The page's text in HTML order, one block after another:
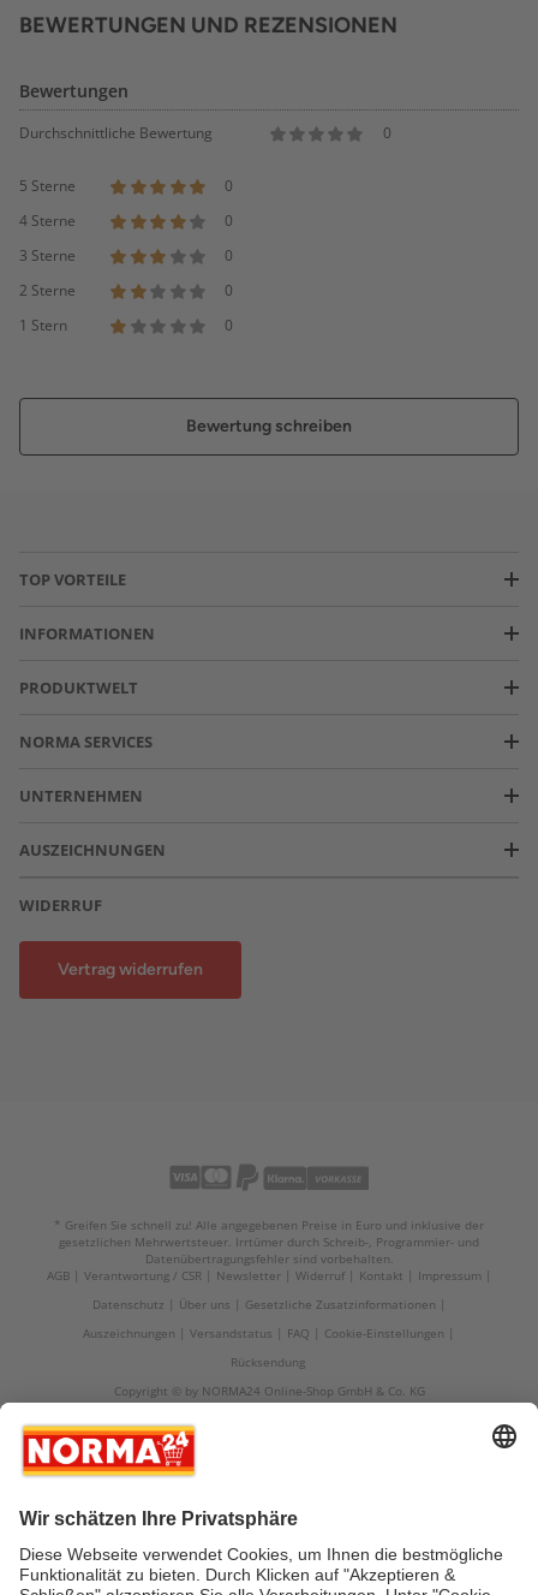
BEWERTUNGEN UND REZENSIONEN
Bewertungen
Durchschnittliche Bewertung 0
5 Sterne
0
4 Sterne
0
3 Sterne
0
2 Sterne
0
1 Stern
0
Bewertung schreiben
TOP VORTEILE
INFORMATIONEN
PRODUKTWELT
NORMA SERVICES
UNTERNEHMEN
AUSZEICHNUNGEN
WIDERRUF
Vertrag widerrufen
* Greifen Sie schnell zu! Alle angegebenen Preise in Euro und inklusive der
gesetzlichen Mehrwertsteuer. Irrtümer durch Schreib-, Programmier- und
Datenübertragungsfehler sind vorbehalten.
AGB
Verantwortung / CSR Newsletter Widerruf Kontakt
Impressum
Datenschutz
Über uns
Gesetzliche Zusatzinformationen
Auszeichnungen
Versandstatus FAQ
Cookie-Einstellungen
Rücksendung
Copyright © by NORMA24 Online-Shop GmbH & Co. KG